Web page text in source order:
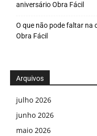
aniversário Obra Fácil
O que não pode faltar na
Obra Fácil
Arquivos
julho 2026
junho 2026
maio 2026